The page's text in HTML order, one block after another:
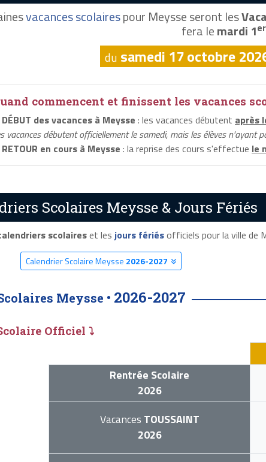
vacances scolairespour Meysse seront les
fera lemardi 1er
du samedi 17 octobre
commencent et finissent les vacances
des vacances à Meysse : les vacances débutent après
vacances débutent officiellement le samedi, mais les élèves n'ayant
en cours à Meysse : la reprise des cours s'effectue le
Scolaires Meysse & Jours Fériés
scolaireset les jours fériésofficiels pour la ville de
Calendrier Scolaire Meysse 2026-2027
Meysse • 2026-2027
Officiel ⤵
Rentrée Scolaire
2026
Vacances TOUSSAINT
2026